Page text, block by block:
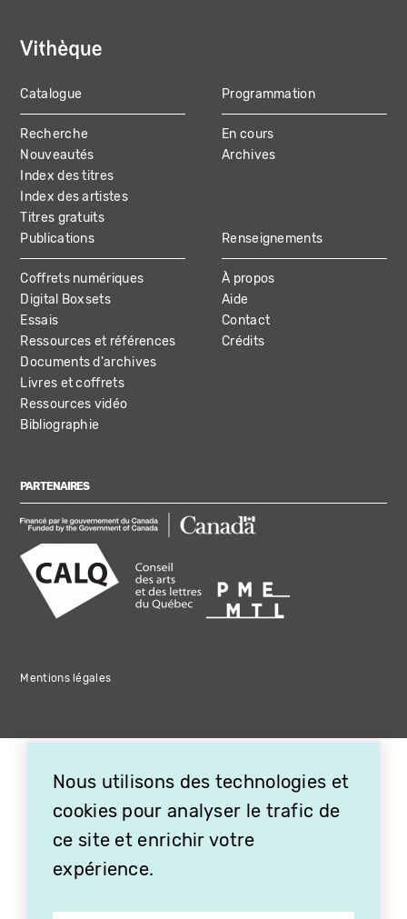
MAIN
NAVIGATION
Catalogue
Recherche
Nouveautés
Index des titres
Index des artistes
Titres gratuits
Programmation
En cours
Archives
Publications
Coffrets numériques
Digital Boxsets
Essais
Ressources et références
Documents d'archives
Livres et coffrets
Ressources vidéo
Bibliographie
Renseignements
À propos
Aide
Contact
Crédits
PARTENAIRES
Mentions légales
Nous utilisons des technologies et
cookies pour analyser le trafic de
ce site et enrichir votre
expérience.